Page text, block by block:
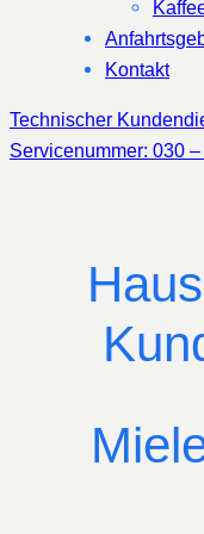
Kontakt
Technischer
Servicenummer: 030